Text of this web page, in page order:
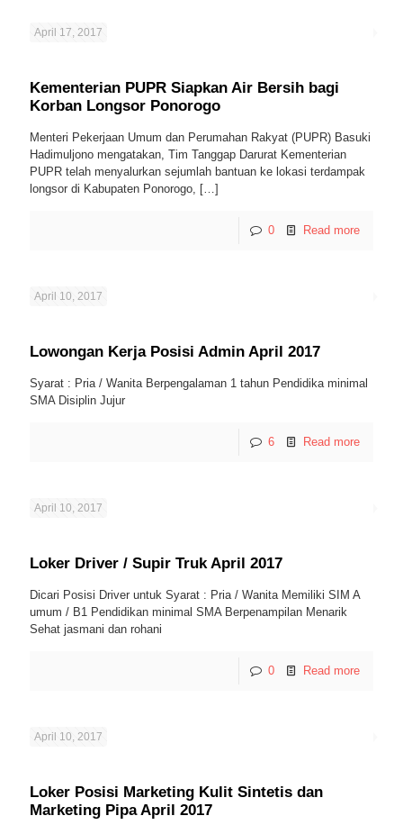
April 17, 2017
Kementerian PUPR Siapkan Air Bersih bagi
Korban Longsor Ponorogo
Menteri Pekerjaan Umum dan Perumahan Rakyat (PUPR) Basuki
Hadimuljono mengatakan, Tim Tanggap Darurat Kementerian
PUPR telah menyalurkan sejumlah bantuan ke lokasi terdampak
longsor di Kabupaten Ponorogo, […]
0 Read more
April 10, 2017
Lowongan Kerja Posisi Admin April 2017
Syarat : Pria / Wanita Berpengalaman 1 tahun Pendidika minimal
SMA Disiplin Jujur
6 Read more
April 10, 2017
Loker Driver / Supir Truk April 2017
Dicari Posisi Driver untuk Syarat : Pria / Wanita Memiliki SIM A
umum / B1 Pendidikan minimal SMA Berpenampilan Menarik
Sehat jasmani dan rohani
0 Read more
April 10, 2017
Loker Posisi Marketing Kulit Sintetis dan
Marketing Pipa April 2017